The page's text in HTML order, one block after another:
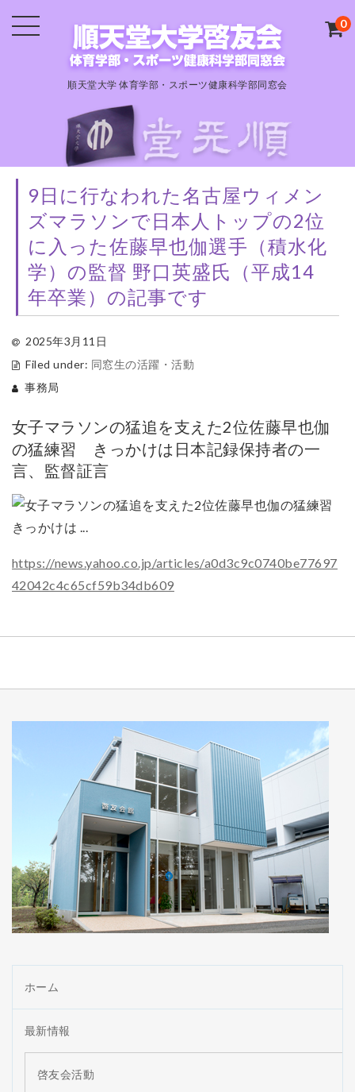
順天堂大学 体育学部・スポーツ健康科学部同窓会
0
9日に行なわれた名古屋ウィメン
ズマラソンで日本人トップの2位
に入った佐藤早也伽選手（積水化
学）の監督 野口英盛氏（平成14
年卒業）の記事です
2025年3月11日
Filed under: 同窓生の活躍・活動
事務局
女子マラソンの猛追を支えた2位佐藤早也伽
の猛練習 きっかけは日本記録保持者の一
言、監督証言
https://news.yahoo.co.jp/articles/a0d3c9c0740be77697
42042c4c65cf59b34db609
ホーム
最新情報
啓友会活動